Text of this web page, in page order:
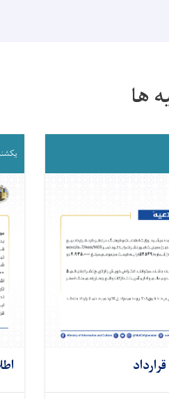
ها
یکشنبه ۱۴۰۵/۵/